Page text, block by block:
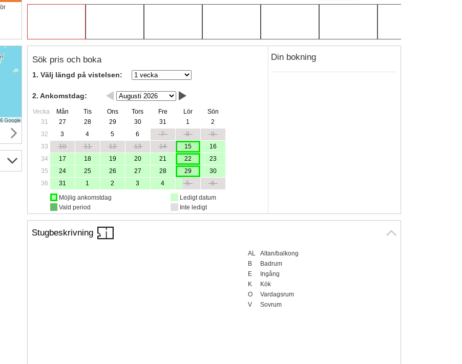
Sök pris och boka
1. Välj längd på vistelsen:
2. Ankomstdag:
Vecka Mån Tis Ons Tors Fre Lör
Sön
31
27 28 29 30 31 1
2
32
3 4 5 6 7 8
9
33
10 11 12 13 14 15
16
34
17 18 19 20 21 22
23
35
24 25 26 27 28 29
30
36
31 1 2 3 4 5
6
Möjlig ankomstdag
Vald period
Ledigt datum
Inte ledigt
Din bokning
Stugbeskrivning
AL
Altan/balkong
B
Badrum
E
Ingång
K
Kök
O
Vardagsrum
V
Sovrum